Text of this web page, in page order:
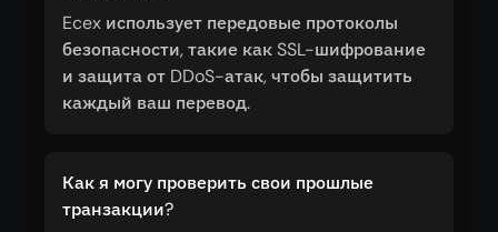
Ecex использует передовые протоколы
безопасности, такие как SSL-шифрование
и защита от DDoS-атак, чтобы защитить
каждый ваш перевод.
Как я могу проверить свои прошлые
транзакции?